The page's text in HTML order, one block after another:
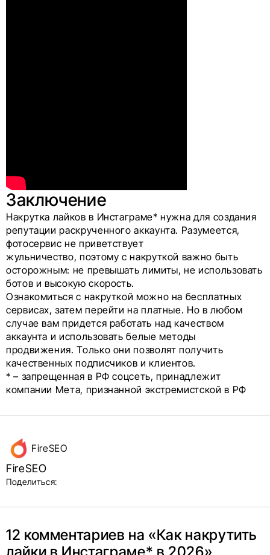
Заключение
Накрутка лайков в Инстаграме* нужна для создания
репутации раскрученного аккаунта. Разумеется,
фотосервис не приветствует
жульничество, поэтому с накруткой важно быть
осторожным: не превышать лимиты, не использовать
ботов и высокую скорость.
Ознакомиться с накруткой можно на бесплатных
сервисах, затем перейти на платные. Но в любом
случае вам придется работать над качеством
аккаунта и использовать белые методы
продвижения. Только они позволят получить
качественных подписчиков и клиентов.
* – запрещенная в РФ соцсеть, принадлежит
компании Мета, признанной экстремистской в РФ
Данные
об авторе
и блок
поделиться
в соцсетях
FireSEO
FireSEO
Поделиться:
12 комментариев на «Как накрутить
лайки в Инстаграме* в 2026»